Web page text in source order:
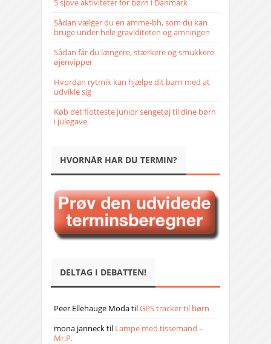
5 sjove aktiviteter for børn i Danmark
Sådan vælger du en amme-bh, som du kan
bruge under hele graviditeten og amningen
Sådan får du længere, stærkere og smukkere
øjenvipper
Hvordan rytmik kan hjælpe dit barn med at
udvikle sig
Køb det flotteste junior sengetøj til dine børn
i julegave
HVORNÅR HAR DU TERMIN?
DELTAG I DEBATTEN!
Peer Ellehauge ModatilGPS tracker til børn
mona jannecktil Lampe med tissemand –
Mr.P.